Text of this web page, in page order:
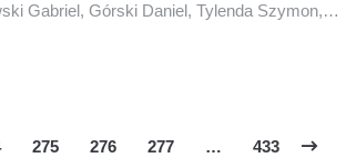
Gabriel, Górski Daniel, Tylenda Szymon,…
275 276 277 … 433